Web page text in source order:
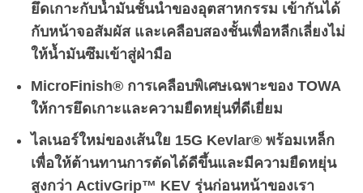
ยึดเกาะกับน้ำมันชั้นนำของอุตสาหกรรม เข้ากันได้
กับหน้าจอสัมผัส และเคลือบสองชั้นเพื่อหลีกเลี่ยงไม่
ให้น้ำมันซึมเข้าสู่ฝ่ามือ
MicroFinish® การเคลือบพิเศษเฉพาะของ TOWA
ให้การยึดเกาะและความยืดหยุ่นที่ดีเยี่ยม
ไลเนอร์ใหม่ของเส้นใย 15G Kevlar® พร้อมเหล็ก
เพื่อให้ต้านทานการตัดได้ดีขึ้นและมีความยืดหยุ่น
สูงกว่า ActivGrip™ KEV รุ่นก่อนหน้าของเรา